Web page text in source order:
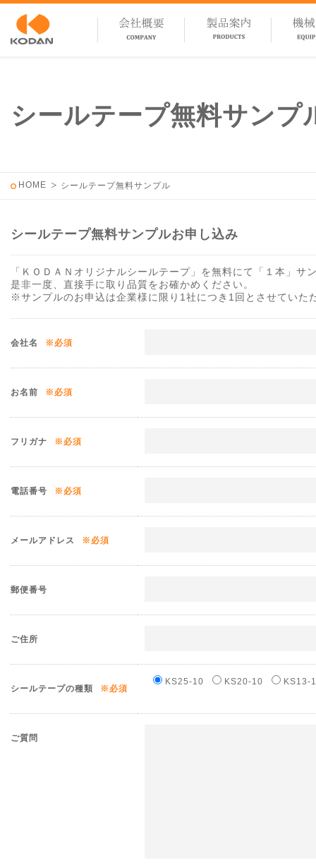
シールテープ無料サンプ
HOME シールテープ無料サンプル
シールテープ無料サンプルお申し込み
「ＫＯＤＡＮオリジナルシールテープ」を無料にて「１本」サ
是非一度、直接手に取り品質をお確かめください。
※サンプルのお申込は企業様に限り1社につき1回とさせていた
会社名 ※必須
お名前 ※必須
フリガナ ※必須
電話番号 ※必須
メールアドレス ※必須
郵便番号
ご住所
シールテープの種類 ※必須
KS25-10 KS20-10 KS13-
ご質問